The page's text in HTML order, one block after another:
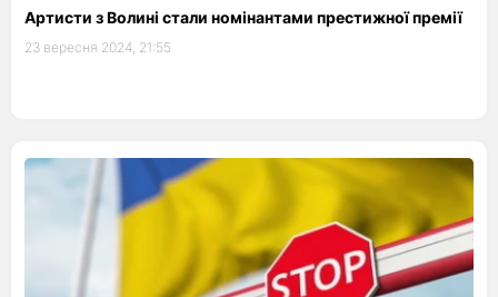
Артисти з Волині стали номінантами престижної премії
23 вересня 2024, 21:55